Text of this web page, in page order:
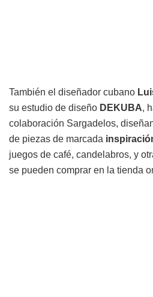
También el diseñador cubano
su estudio de diseño DEKUBA,
colaboración Sargadelos,
de piezas de marcada
juegos de café, candelabros, y
se pueden comprar en la tienda